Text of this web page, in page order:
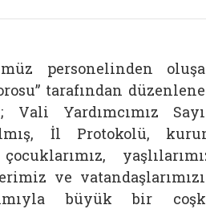
personelinden
tarafından
Vali Yardımcımız
İl Protokolü,
ve
büyük bir